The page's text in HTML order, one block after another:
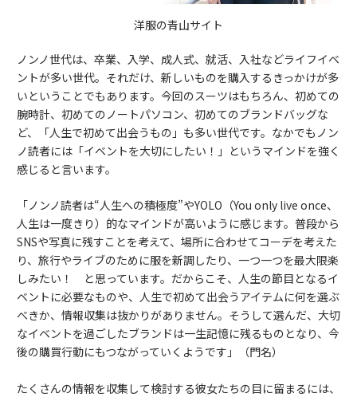
洋服の青山サイト
ノンノ世代は、卒業、入学、成人式、就活、入社などライフイベ
ントが多い世代。それだけ、新しいものを購入するきっかけが多
いということでもあります。今回のスーツはもちろん、初めての
腕時計、初めてのノートパソコン、初めてのブランドバッグな
ど、「人生で初めて出会うもの」も多い世代です。なかでもノン
ノ読者には「イベントを大切にしたい！」というマインドを強く
感じると言います。
「ノンノ読者は“人生への積極度”やYOLO（You only live once、
人生は一度きり）的なマインドが高いように感じます。普段から
SNSや写真に残すことを考えて、場所に合わせてコーデを考えた
り、旅行やライブのために服を新調したり、一つ一つを最大限楽
しみたい！ と思っています。だからこそ、人生の節目となるイ
ベントに必要なものや、人生で初めて出会うアイテムに何を選ぶ
べきか、情報収集は抜かりがありません。そうして選んだ、大切
なイベントを過ごしたブランドは一生記憶に残るものとなり、今
後の購買行動にもつながっていくようです」（門名）
たくさんの情報を収集して検討する彼女たちの目に留まるには、